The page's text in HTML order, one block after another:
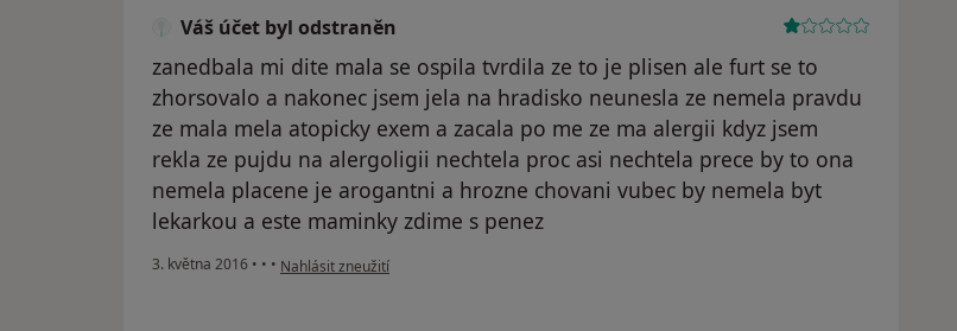
Váš účet byl odstraněn
zanedbala mi dite mala se ospila tvrdila ze to je plisen ale furt se to
zhorsovalo a nakonec jsem jela na hradisko neunesla ze nemela pravdu
ze mala mela atopicky exem a zacala po me ze ma alergii kdyz jsem
rekla ze pujdu na alergoligii nechtela proc asi nechtela prece by to ona
nemela placene je arogantni a hrozne chovani vubec by nemela byt
lekarkou a este maminky zdime s penez
3. května 2016 • • • podle názoru uživatele Váš účet byl odstraněn
Nahlásit zneužití